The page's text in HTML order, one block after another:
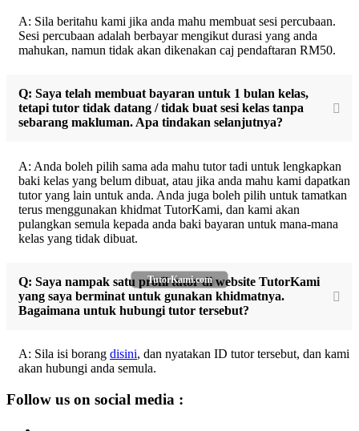
TutorKami.com
A: Sila beritahu kami jika anda mahu membuat sesi percubaan.
Sesi percubaan adalah berbayar mengikut durasi yang anda
mahukan, namun tidak akan dikenakan caj pendaftaran RM50.
Q: Saya telah membuat bayaran untuk 1 bulan kelas,
tetapi tutor tidak datang / tidak buat sesi kelas tanpa
sebarang makluman. Apa tindakan selanjutnya?
A: Anda boleh pilih sama ada mahu tutor tadi untuk lengkapkan
baki kelas yang belum dibuat, atau jika anda mahu kami dapatkan
tutor yang lain untuk anda. Anda juga boleh pilih untuk tamatkan
terus menggunakan khidmat TutorKami, dan kami akan
pulangkan semula kepada anda baki bayaran untuk mana-mana
kelas yang tidak dibuat.
Q: Saya nampak satu profil tutor di website TutorKami
yang saya berminat untuk gunakan khidmatnya.
Bagaimana untuk hubungi tutor tersebut?
A: Sila isi borang disini, dan nyatakan ID tutor tersebut, dan kami
akan hubungi anda semula.
Follow us on social media :